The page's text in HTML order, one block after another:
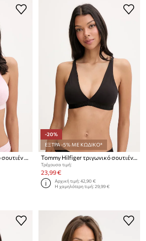
Tommy Hilfiger αθλητικό σουτιέν βαμβάκι με ελαστάν
-20%
ΕΞΤΡΑ -5% ΜΕ ΚΩΔΙΚΟ*
Tommy Hilfiger τριγωνικό σουτιέν με μοντάλ
Τρέχουσα τιμή:
23,99 €
Αρχική τιμή:42,90 €
Η χαμηλότερη τιμή:29,99 €